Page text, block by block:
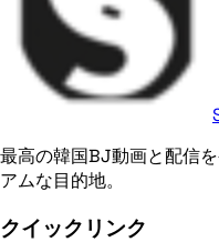
最高の韓国BJ動画と配信
アムな目的地。
クイックリンク